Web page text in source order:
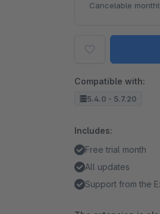
Cancelable
Compatible with:
5.4.0 - 5.7.20
Includes:
Free trial month
All updates
Support from the